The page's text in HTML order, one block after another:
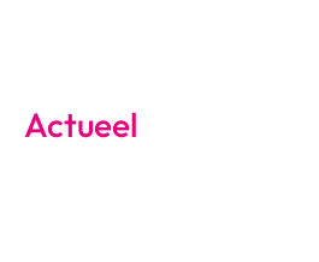
Actueel